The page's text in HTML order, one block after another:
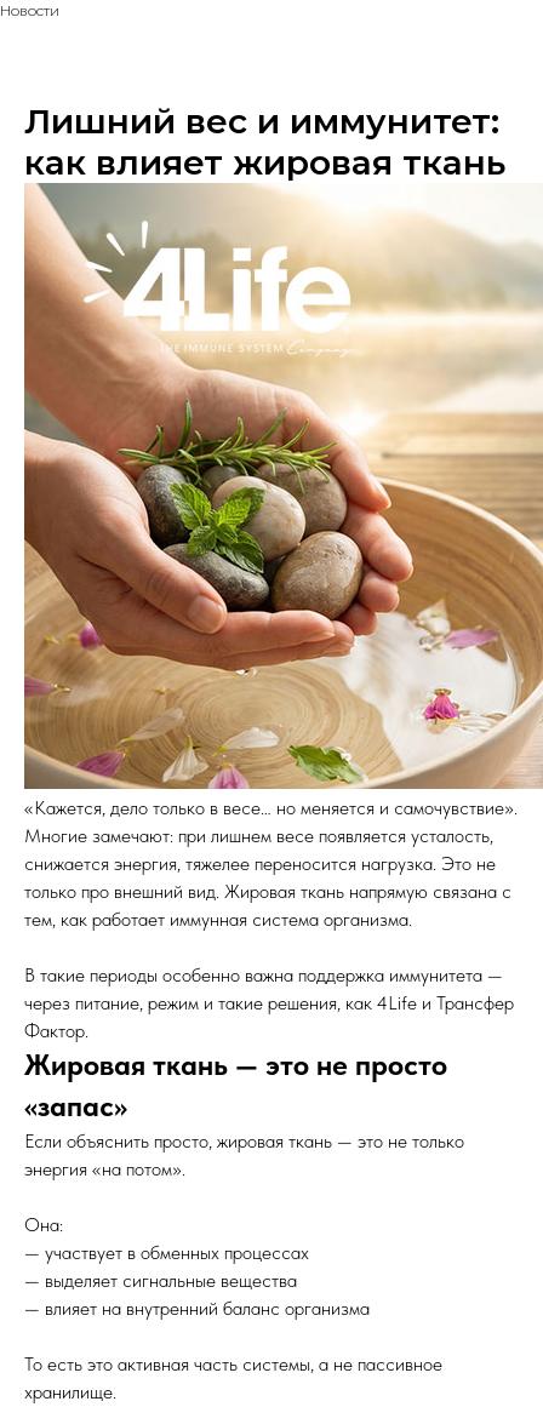
Новости
Лишний вес и иммунитет:
как влияет жировая ткань
«Кажется, дело только в весе… но меняется и самочувствие».
Многие замечают: при лишнем весе появляется усталость,
снижается энергия, тяжелее переносится нагрузка. Это не
только про внешний вид. Жировая ткань напрямую связана с
тем, как работает иммунная система организма.
В такие периоды особенно важна поддержка иммунитета —
через питание, режим и такие решения, как 4Life и Трансфер
Фактор.
Жировая ткань — это не просто
«запас»
Если объяснить просто, жировая ткань — это не только
энергия «на потом».
Она:
— участвует в обменных процессах
— выделяет сигнальные вещества
— влияет на внутренний баланс организма
То есть это активная часть системы, а не пассивное
хранилище.